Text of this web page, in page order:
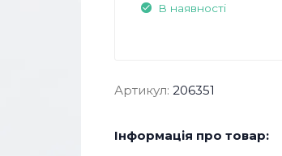
В наявності
Артикул: 206351
Інформація про товар: